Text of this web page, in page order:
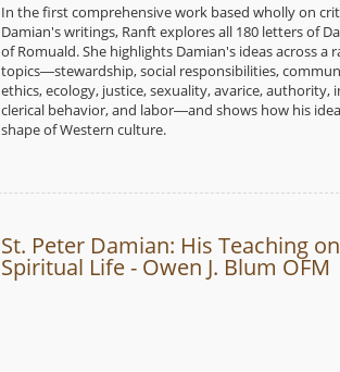
In the first comprehensive work based wholly on
Damian's writings, Ranft explores all 180 letters of
of Romuald. She highlights Damian's ideas across a
topics―stewardship, social responsibilities,
ethics, ecology, justice, sexuality, avarice, authority,
clerical behavior, and labor―and shows how his
shape of Western culture.
St. Peter Damian: His Teaching
Spiritual Life - Owen J. Blum OFM